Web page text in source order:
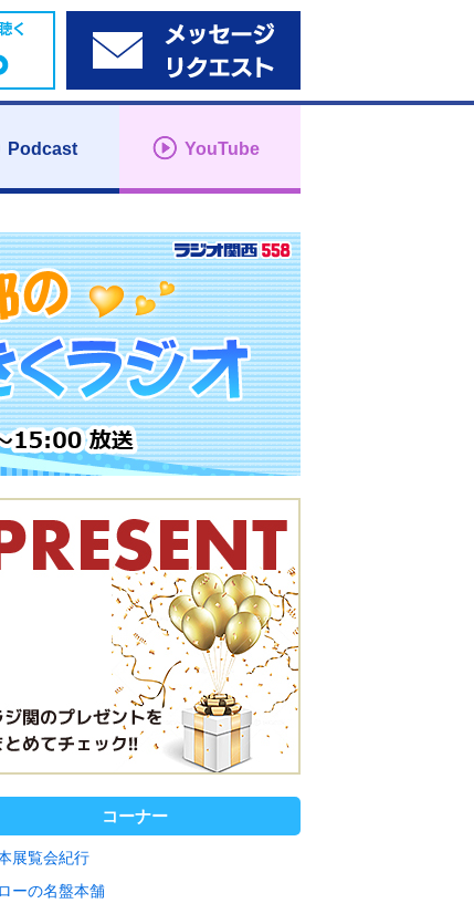
Podcast YouTube
コーナー
展覧会紀行
ーの名盤本舗